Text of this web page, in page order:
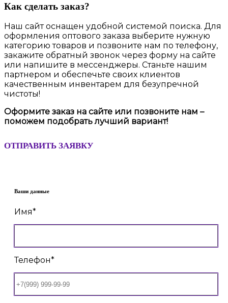
Как сделать заказ?
Наш сайт оснащен удобной системой поиска. Для
оформления оптового заказа выберите нужную
категорию товаров и позвоните нам по телефону,
закажите обратный звонок через форму на сайте
или напишите в мессенджеры. Станьте нашим
партнером и обеспечьте своих клиентов
качественным инвентарем для безупречной
чистоты!
Оформите заказ на сайте или позвоните нам –
поможем подобрать лучший вариант!
ОТПРАВИТЬ ЗАЯВКУ
Ваши данные
Имя*
Телефон*